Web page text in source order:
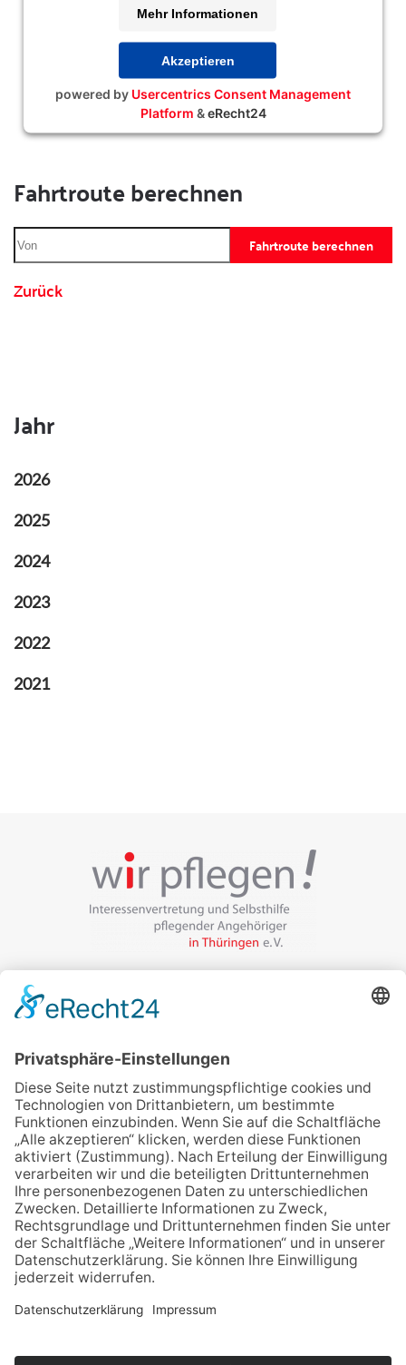
Mehr Informationen
Akzeptieren
powered by Usercentrics Consent Management
Platform &eRecht24
Fahrtroute berechnen
Fahrtroute berechnen
Zurück
Jahr
2026
2025
2024
2023
2022
2021
Veranstalter:
wir pflegen in Thüringen e.V.
99085 Erfurt
Email schreiben
Uns unterstützen / Spenden
Alle Termine
Übersichtskarte
Veranstaltung anmelden
Kontakt Datenschutz Impressum